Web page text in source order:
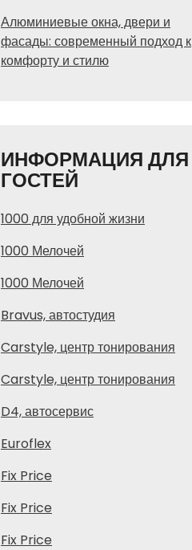
Алюминиевые окна, двери и
фасады: современный подход к
комфорту и стилю
ИНФОРМАЦИЯ ДЛЯ
ГОСТЕЙ
1000 для удобной жизни
1000 Мелочей
1000 Мелочей
Bravus, автостудия
Carstyle, центр тонирования
Carstyle, центр тонирования
D4, автосервис
Euroflex
Fix Price
Fix Price
Fix Price